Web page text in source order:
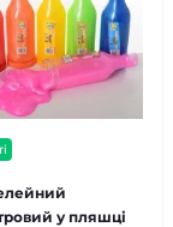
у пляшці